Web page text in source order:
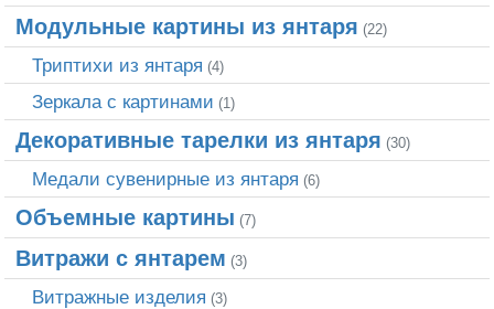
Модульные картины из янтаря (22)
Триптихи из янтаря (4)
Зеркала с картинами (1)
Декоративные тарелки из янтаря (30)
Медали сувенирные из янтаря (6)
Объемные картины (7)
Витражи с янтарем (3)
Витражные изделия (3)